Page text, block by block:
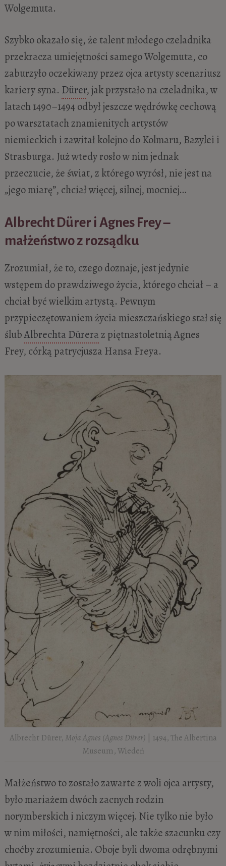
Wolgemuta.
Szybko okazało się, że talent młodego czeladnika
przekracza umiejętności samego Wolgemuta, co
zaburzyło oczekiwany przez ojca artysty scenariusz
kariery syna. Dürer, jak przystało na czeladnika, w
latach 1490–1494 odbył jeszcze wędrówkę cechową
po warsztatach znamienitych artystów
niemieckich i zawitał kolejno do Kolmaru, Bazylei i
Strasburga. Już wtedy rosło w nim jednak
przeczucie, że świat, z którego wyrósł, nie jest na
„jego miarę”, chciał więcej, silnej, mocniej…
Albrecht Dürer i Agnes Frey –
małżeństwo z rozsądku
Zrozumiał, że to, czego doznaje, jest jedynie
wstępem do prawdziwego życia, którego chciał – a
chciał być wielkim artystą. Pewnym
przypieczętowaniem życia mieszczańskiego stał się
ślubAlbrechta Düreraz piętnastoletnią Agnes
Frey, córką patrycjusza Hansa Freya.
Albrecht Dürer, Moja Agnes (Agnes Dürer) | 1494, The Albertina
Museum, Wiedeń
Małżeństwo to zostało zawarte z woli ojca artysty,
było mariażem dwóch zacnych rodzin
norymberskich i niczym więcej. Nie tylko nie było
w nim miłości, namiętności, ale także szacunku czy
choćby zrozumienia. Oboje byli dwoma odrębnymi